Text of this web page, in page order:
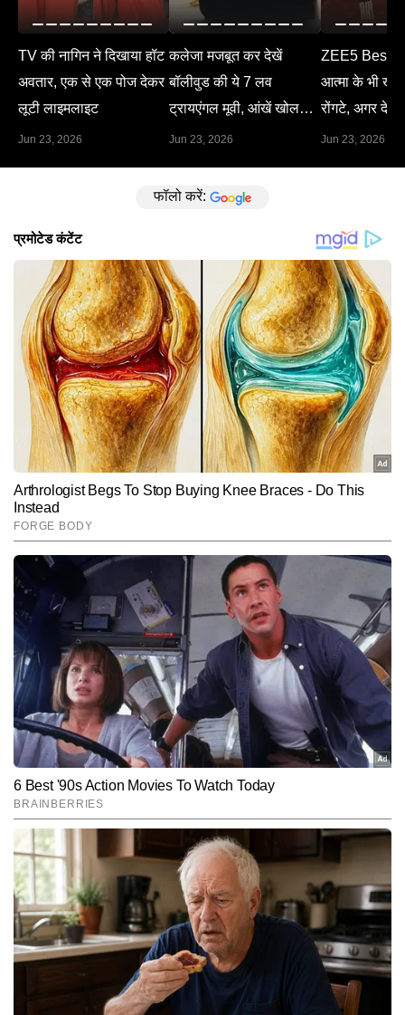
TV की नागिन ने दिखाया हॉट
अवतार, एक से एक पोज देकर
लूटी लाइमलाइट
Jun 23, 2026
कलेजा मजबूत कर देखें
बॉलीवुड की ये 7 लव
ट्रायएंगल मूवी, आंखें खोल
देगा हर सीन
Jun 23, 2026
ZEE5 Best
आत्मा के भी खड़े
रोंगटे, अगर देख
Jun 23, 2026
फॉलो करें: